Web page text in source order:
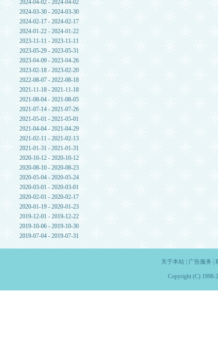
2024-04-02 - 2024-04-02
2024-03-30 - 2024-03-30
2024-02-17 - 2024-02-17
2024-01-22 - 2024-01-22
2023-11-11 - 2023-11-11
2023-05-29 - 2023-05-31
2023-04-09 - 2023-04-26
2023-02-18 - 2023-02-20
2022-08-07 - 2022-08-18
2021-11-18 - 2021-11-18
2021-08-04 - 2021-08-05
2021-07-14 - 2021-07-26
2021-05-01 - 2021-05-01
2021-04-04 - 2021-04-29
2021-02-11 - 2021-02-13
2021-01-31 - 2021-01-31
2020-10-12 - 2020-10-12
2020-08-10 - 2020-08-23
2020-05-04 - 2020-05-24
2020-03-01 - 2020-03-01
2020-02-01 - 2020-02-17
2020-01-19 - 2020-01-23
2019-12-01 - 2019-12-22
2019-10-06 - 2019-10-30
2019-07-04 - 2019-07-31
关于本站| 广告服务
Copyright (C) 1998-